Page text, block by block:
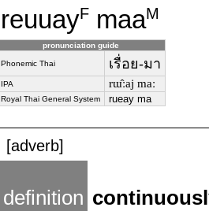
reuuayF maaM
pronunciation guide
Phonemic Thai เรื่อย-มา
IPA rɯ̂ːaj maː
Royal Thai General System rueay ma
[adverb]
definition